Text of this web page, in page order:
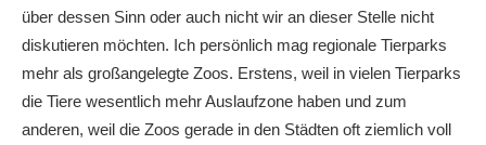
über dessen Sinn oder auch nicht wir an dieser Stelle nicht
diskutieren möchten. Ich persönlich mag regionale Tierparks
mehr als großangelegte Zoos. Erstens, weil in vielen Tierparks
die Tiere wesentlich mehr Auslaufzone haben und zum
anderen, weil die Zoos gerade in den Städten oft ziemlich voll